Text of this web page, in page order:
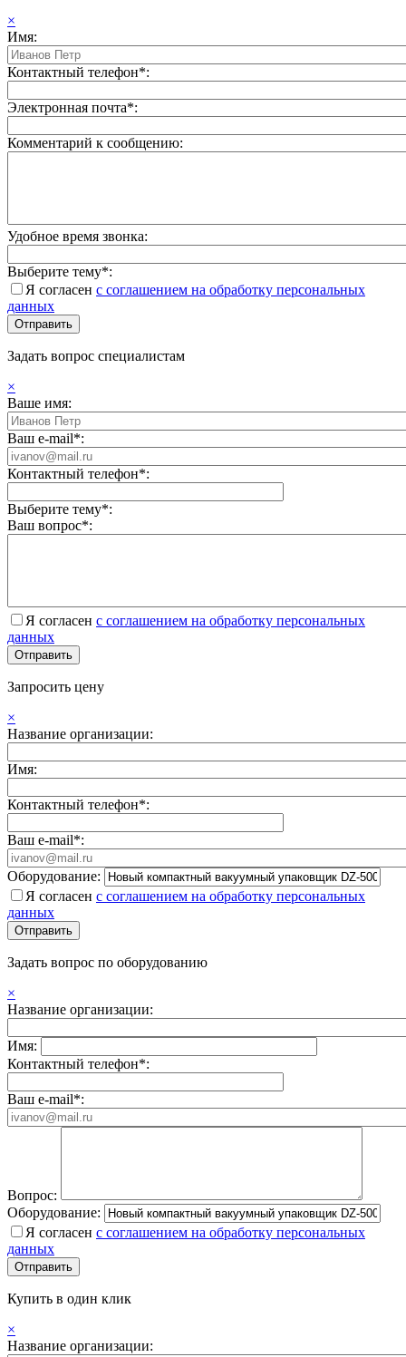
×
Имя:
Контактный телефон*:
Электронная почта*:
Комментарий к сообщению:
Удобное время звонка:
Выберите тему*:
Я согласен с соглашением на обработку персональных
данных
Задать вопрос специалистам
×
Ваше имя:
Ваш e-mail*:
Контактный телефон*:
Выберите тему*:
Ваш вопрос*:
Я согласен с соглашением на обработку персональных
данных
Запросить цену
×
Название организации:
Имя:
Контактный телефон*:
Ваш e-mail*:
Оборудование:
Я согласен с соглашением на обработку персональных
данных
Задать вопрос по оборудованию
×
Название организации:
Имя:
Контактный телефон*:
Ваш e-mail*:
Вопрос:
Оборудование:
Я согласен с соглашением на обработку персональных
данных
Купить в один клик
×
Название организации: